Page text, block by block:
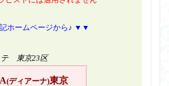
ホームページから♪ ▼▼
テ 東京23区
(ディアーナ)東京